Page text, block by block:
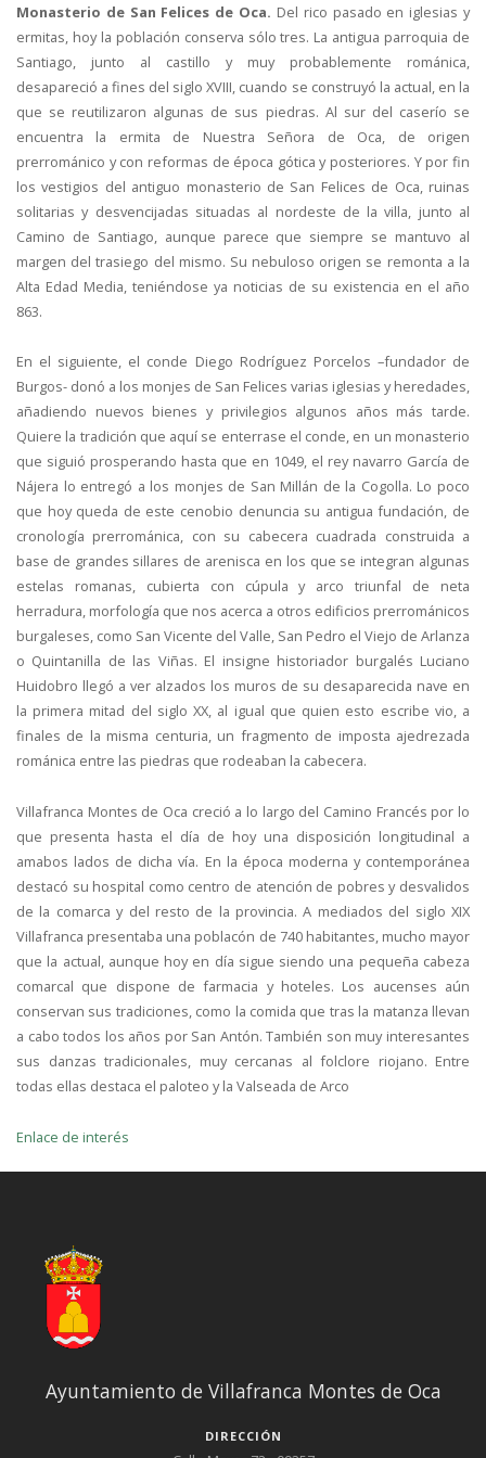
Monasterio de San Felices de Oca. Del rico pasado en iglesias y
ermitas, hoy la población conserva sólo tres. La antigua parroquia de
Santiago, junto al castillo y muy probablemente románica,
desapareció a fines del siglo XVIII, cuando se construyó la actual, en la
que se reutilizaron algunas de sus piedras. Al sur del caserío se
encuentra la ermita de Nuestra Señora de Oca, de origen
prerrománico y con reformas de época gótica y posteriores. Y por fin
los vestigios del antiguo monasterio de San Felices de Oca, ruinas
solitarias y desvencijadas situadas al nordeste de la villa, junto al
Camino de Santiago, aunque parece que siempre se mantuvo al
margen del trasiego del mismo. Su nebuloso origen se remonta a la
Alta Edad Media, teniéndose ya noticias de su existencia en el año
863.
En el siguiente, el conde Diego Rodríguez Porcelos –fundador de
Burgos- donó a los monjes de San Felices varias iglesias y heredades,
añadiendo nuevos bienes y privilegios algunos años más tarde.
Quiere la tradición que aquí se enterrase el conde, en un monasterio
que siguió prosperando hasta que en 1049, el rey navarro García de
Nájera lo entregó a los monjes de San Millán de la Cogolla. Lo poco
que hoy queda de este cenobio denuncia su antigua fundación, de
cronología prerrománica, con su cabecera cuadrada construida a
base de grandes sillares de arenisca en los que se integran algunas
estelas romanas, cubierta con cúpula y arco triunfal de neta
herradura, morfología que nos acerca a otros edificios prerrománicos
burgaleses, como San Vicente del Valle, San Pedro el Viejo de Arlanza
o Quintanilla de las Viñas. El insigne historiador burgalés Luciano
Huidobro llegó a ver alzados los muros de su desaparecida nave en
la primera mitad del siglo XX, al igual que quien esto escribe vio, a
finales de la misma centuria, un fragmento de imposta ajedrezada
románica entre las piedras que rodeaban la cabecera.
Villafranca Montes de Oca creció a lo largo del Camino Francés por lo
que presenta hasta el día de hoy una disposición longitudinal a
amabos lados de dicha vía. En la época moderna y contemporánea
destacó su hospital como centro de atención de pobres y desvalidos
de la comarca y del resto de la provincia. A mediados del siglo XIX
Villafranca presentaba una poblacón de 740 habitantes, mucho mayor
que la actual, aunque hoy en día sigue siendo una pequeña cabeza
comarcal que dispone de farmacia y hoteles. Los aucenses aún
conservan sus tradiciones, como la comida que tras la matanza llevan
a cabo todos los años por San Antón. También son muy interesantes
sus danzas tradicionales, muy cercanas al folclore riojano. Entre
todas ellas destaca el paloteo y la Valseada de Arco
Enlace de interés
Ayuntamiento de Villafranca Montes de Oca
DIRECCIÓN